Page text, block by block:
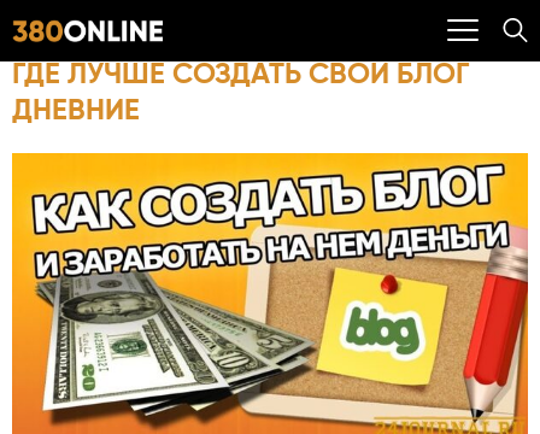
ГДЕ ЛУЧШЕ СОЗДАТЬ СВОЙ БЛОГ
ДНЕВНИЕ